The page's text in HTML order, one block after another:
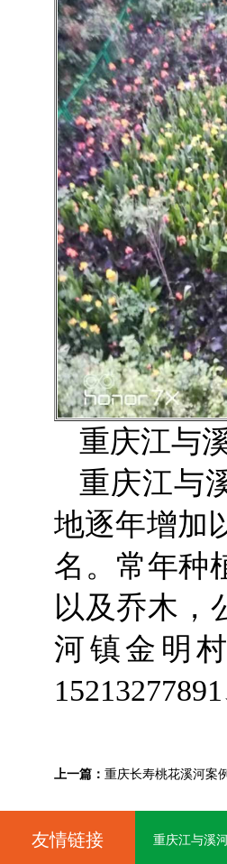
重庆江与
重庆江与
地逐年增加
名。常年种
以及乔木，
河镇金明
上一篇： 重庆长寿桃花溪河案例
友情链接 重庆江与溪